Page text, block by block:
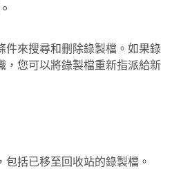
件來搜尋和刪除錄製檔。如果錄
，您可以將錄製檔重新指派給新
括已移至回收站的錄製檔。